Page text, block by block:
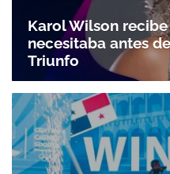
Karol Wilson
necesitaba antes
Triunfo